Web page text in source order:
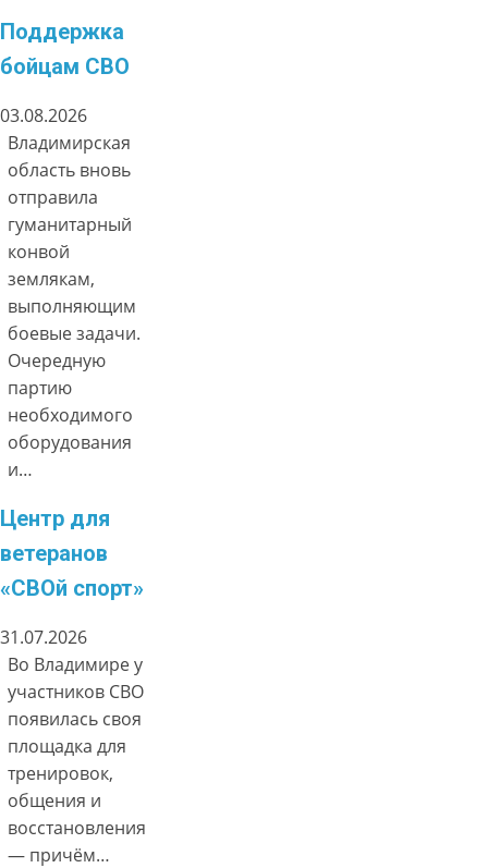
Поддержка
бойцам СВО
03.08.2026
Владимирская
область вновь
отправила
гуманитарный
конвой
землякам,
выполняющим
боевые задачи.
Очередную
партию
необходимого
оборудования
и…
Центр для
ветеранов
«СВОй спорт»
31.07.2026
Во Владимире у
участников СВО
появилась своя
площадка для
тренировок,
общения и
восстановления
— причём…